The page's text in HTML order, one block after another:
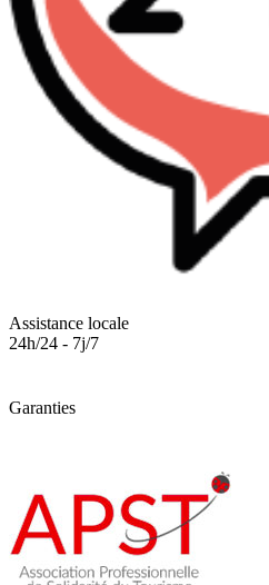
Assistance locale
24h/24 - 7j/7
Garanties